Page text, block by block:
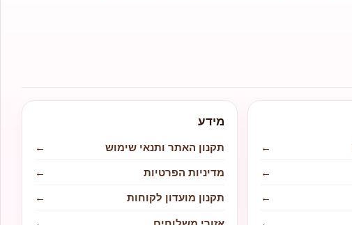
←
←
←
מידע
תקנון האתר ותנאי שימוש
←
מדיניות הפרטיות
←
תקנון מועדון לקוחות
←